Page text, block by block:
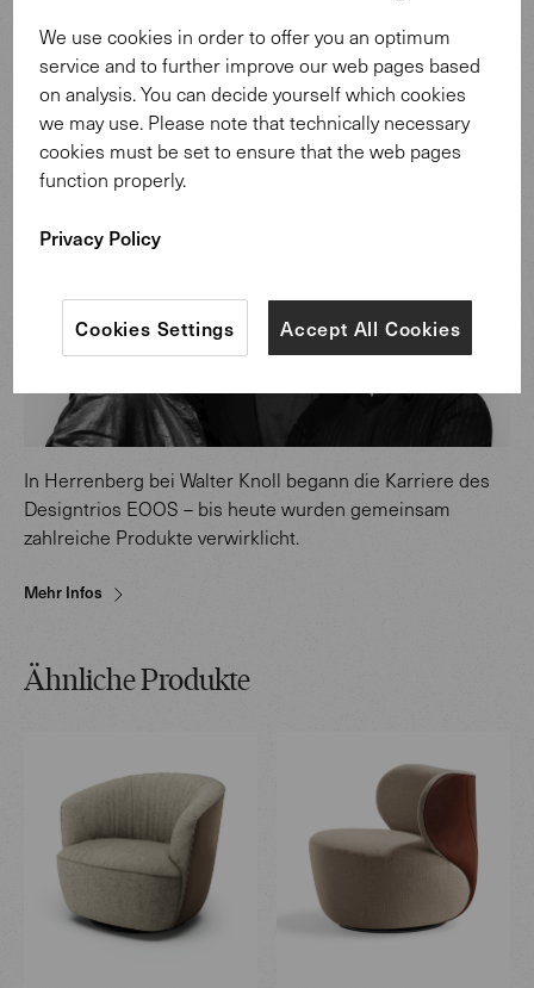
Design: EOOS.
In Herrenberg bei Walter Knoll begann die Karriere des
Designtrios EOOS – bis heute wurden gemeinsam
zahlreiche Produkte verwirklicht.
Mehr Infos
Ähnliche Produkte
We use cookies in order to offer you an optimum
service and to further improve our web pages based
on analysis. You can decide yourself which cookies
we may use. Please note that technically necessary
cookies must be set to ensure that the web pages
function properly.
Privacy Policy
Accept All Cookies
Cookies Settings